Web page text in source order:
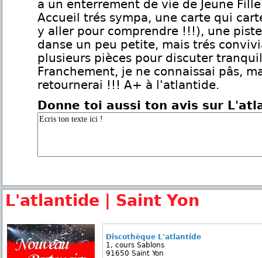
a un enterrement de vie de Jeune
Accueil trés sympa, une carte qui
y aller pour comprendre !!!), une
danse un peu petite, mais trés
plusieurs pièces pour discuter
Franchement, je ne connaissai pâs,
retournerai !!! A+ à l'atlantide.
Donne toi aussi ton avis sur
L'atlantide | Saint Yon
Discothèque L'atlantide
1, cours Sablons
91650 Saint Yon